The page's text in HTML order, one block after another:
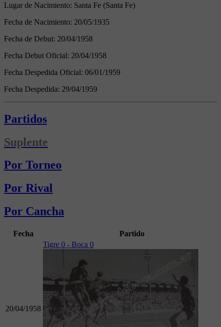
Lugar de Nacimiento: Santa Fe (Santa Fe)
Fecha de Nacimiento: 20/05/1935
Fecha de Debut: 20/04/1958
Fecha Debut Oficial: 20/04/1958
Fecha Despedida Oficial: 06/01/1959
Fecha Despedida: 29/04/1959
Partidos
Suplente
Por Torneo
Por Rival
Por Cancha
Fecha Partido
20/04/1958
Tigre 0 - Boca 0